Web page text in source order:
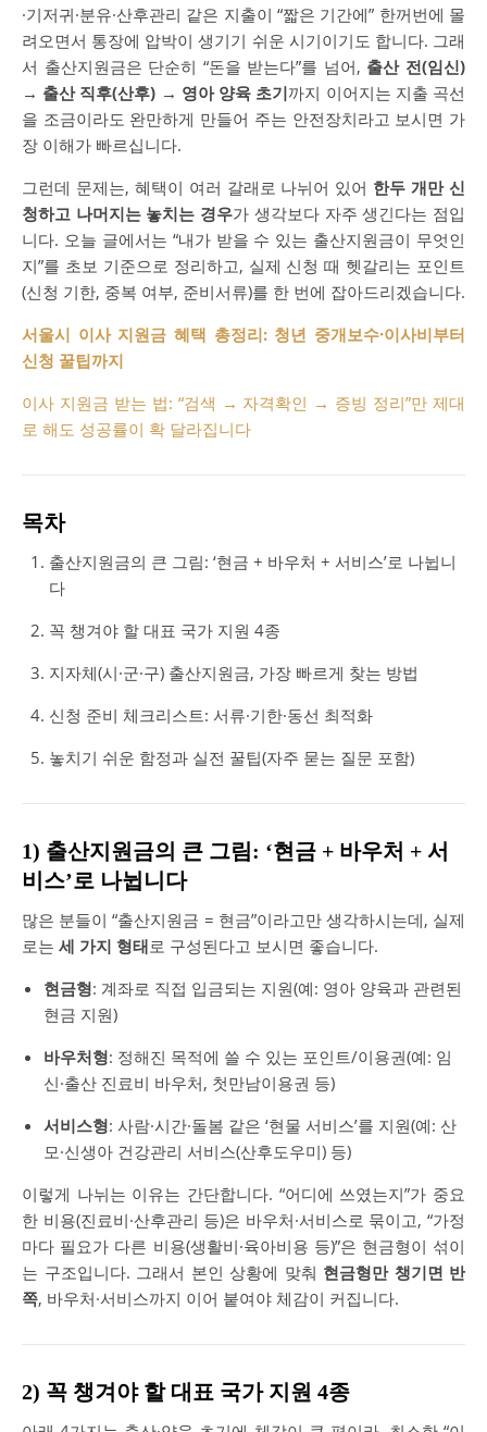
·기저귀·분유·산후관리 같은 지출이 “짧은 기간에” 한꺼번에 몰
려오면서 통장에 압박이 생기기 쉬운 시기이기도 합니다. 그래
서 출산지원금은 단순히 “돈을 받는다”를 넘어, 출산 전(임신)
→ 출산 직후(산후) → 영아 양육 초기까지 이어지는 지출 곡선
을 조금이라도 완만하게 만들어 주는 안전장치라고 보시면 가
장 이해가 빠르십니다.
그런데 문제는, 혜택이 여러 갈래로 나뉘어 있어 한두 개만 신
청하고 나머지는 놓치는 경우가 생각보다 자주 생긴다는 점입
니다. 오늘 글에서는 “내가 받을 수 있는 출산지원금이 무엇인
지”를 초보 기준으로 정리하고, 실제 신청 때 헷갈리는 포인트
(신청 기한, 중복 여부, 준비서류)를 한 번에 잡아드리겠습니다.
서울시 이사 지원금 혜택 총정리: 청년 중개보수·이사비부터
신청 꿀팁까지
이사 지원금 받는 법: “검색 → 자격확인 → 증빙 정리”만 제대
로 해도 성공률이 확 달라집니다
목차
출산지원금의 큰 그림: ‘현금 + 바우처 + 서비스’로 나뉩니
다
꼭 챙겨야 할 대표 국가 지원 4종
지자체(시·군·구) 출산지원금, 가장 빠르게 찾는 방법
신청 준비 체크리스트: 서류·기한·동선 최적화
놓치기 쉬운 함정과 실전 꿀팁(자주 묻는 질문 포함)
1) 출산지원금의 큰 그림: ‘현금 + 바우처 + 서
비스’로 나뉩니다
많은 분들이 “출산지원금 = 현금”이라고만 생각하시는데, 실제
로는 세 가지 형태로 구성된다고 보시면 좋습니다.
현금형: 계좌로 직접 입금되는 지원(예: 영아 양육과 관련된
현금 지원)
바우처형: 정해진 목적에 쓸 수 있는 포인트/이용권(예: 임
신·출산 진료비 바우처, 첫만남이용권 등)
서비스형: 사람·시간·돌봄 같은 ‘현물 서비스’를 지원(예: 산
모·신생아 건강관리 서비스(산후도우미) 등)
이렇게 나뉘는 이유는 간단합니다. “어디에 쓰였는지”가 중요
한 비용(진료비·산후관리 등)은 바우처·서비스로 묶이고, “가정
마다 필요가 다른 비용(생활비·육아비용 등)”은 현금형이 섞이
는 구조입니다. 그래서 본인 상황에 맞춰 현금형만 챙기면 반
쪽, 바우처·서비스까지 이어 붙여야 체감이 커집니다.
2) 꼭 챙겨야 할 대표 국가 지원 4종